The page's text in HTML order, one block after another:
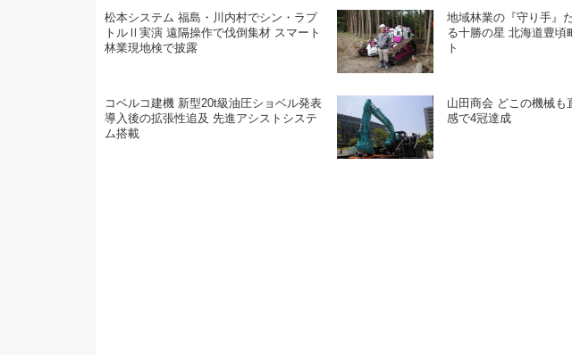
松本システム 福島・川内村でシン・ラプ
トルⅡ実演 遠隔操作で伐倒集材 スマート
林業現地検で披露
地域林業の『守り手
る十勝の星 北海道豊頃
ト
コベルコ建機 新型20t級油圧ショベル発表
導入後の拡張性追及 先進アシストシステ
ム搭載
山田商会 どこの機械も
感で4冠達成